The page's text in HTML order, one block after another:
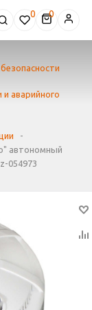
0
аварийного
-
автономный
054973